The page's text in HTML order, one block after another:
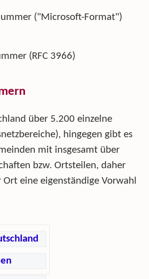
("Microsoft-Format")
(RFC 3966)
über 5.200 einzelne
hingegen gibt es
mit insgesamt über
bzw. Ortsteilen, daher
eine eigenständige Vorwahl